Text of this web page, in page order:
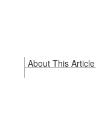
About This Article